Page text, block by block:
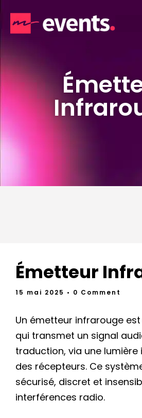
Émetteur
15 mai 2025 • 0 Comment
Un émetteur infrarouge
qui transmet un signal
traduction, via une lumière
des récepteurs. Ce
sécurisé, discret et
interférences radio.